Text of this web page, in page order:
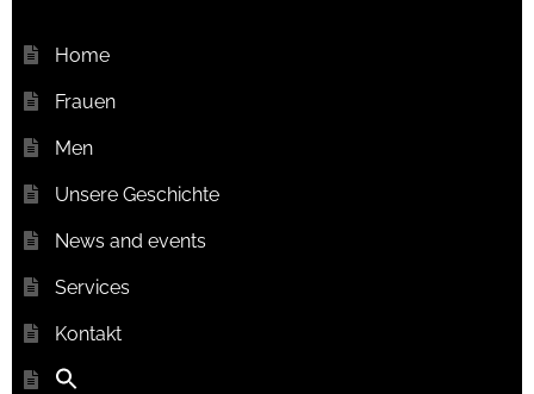
Home
Frauen
Men
Unsere Geschichte
News and events
Services
Kontakt